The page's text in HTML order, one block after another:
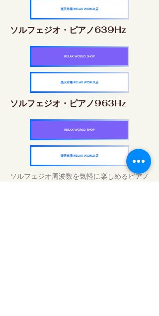
楽天市場 RELAX WORLD店
ソルフェジオ・ピアノ639Hz
RELAX WORLD SHOP
楽天市場 RELAX WORLD店
ソルフェジオ・ピアノ963Hz
RELAX WORLD SHOP
楽天市場 RELAX WORLD店
ソルフェジオ周波数を気軽に楽しめるピアノ